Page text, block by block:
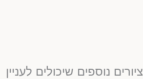
נוספים שיכולים לעניין